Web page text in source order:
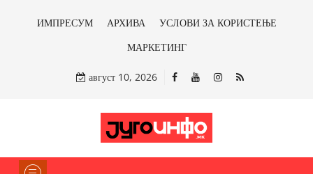
ИМПРЕСУМ АРХИВА
УСЛОВИ ЗА КОРИСТЕЊЕ
МАРКЕТИНГ
август 10, 2026